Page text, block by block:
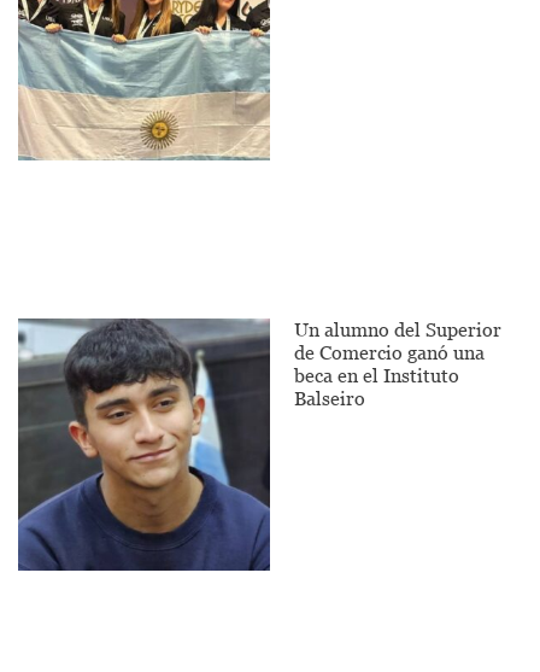
Un alumno del Superior
de Comercio ganó una
beca en el Instituto
Balseiro